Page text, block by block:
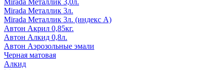
Mirada Металлик 3,0л.
Mirada Металлик 3л.
Mirada Металлик 3л. (индекс А)
Автон Акрил 0,85кг.
Автон Алкид 0,8л.
Автон Аэрозольные эмали
Черная матовая
Алкид